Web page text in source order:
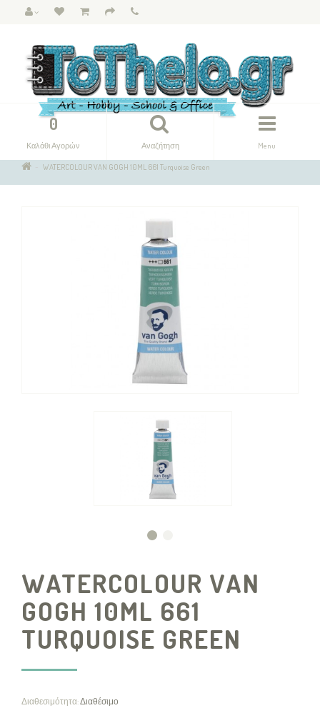
Menu
Αναζήτηση
0
Καλάθι Αγορών
WATERCOLOUR VAN GOGH 10ML 661 Turquoise Green
WATERCOLOUR VAN
GOGH 10ML 661
TURQUOISE GREEN
Διαθεσιμότητα:Διαθέσιμο